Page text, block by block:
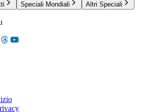
Speciali Mondiali Altri Speciali